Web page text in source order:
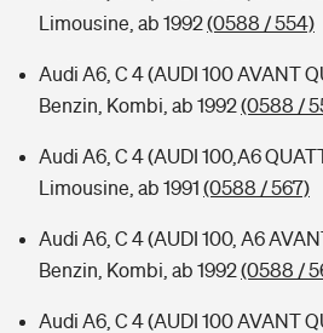
Limousine, ab 1992(0588 / 554)
Audi A6, C 4 (AUDI 100 AVANT
Benzin, Kombi, ab 1992(0588 /
Audi A6, C 4 (AUDI 100,A6
Limousine, ab 1991 (0588 / 567)
Audi A6, C 4 (AUDI 100, A6
Benzin, Kombi, ab 1992(0588 /
Audi A6, C 4 (AUDI 100 AVANT